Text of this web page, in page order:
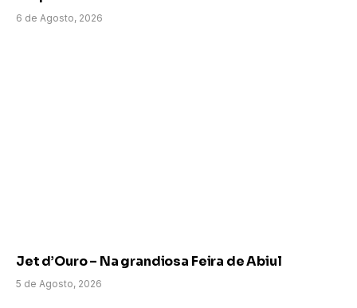
6 de Agosto, 2026
Jet d’Ouro – Na grandiosa Feira de Abiul
5 de Agosto, 2026